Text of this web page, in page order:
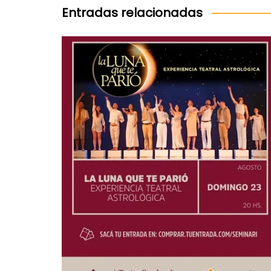
entradas
Entradas relacionadas